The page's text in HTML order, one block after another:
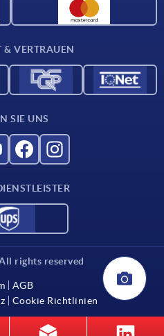
& VERTRAUEN
SIE UNS
rights reserved
AGB
Cookie Richtlinien